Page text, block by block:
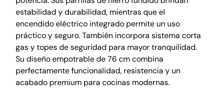
estabilidad y durabilidad, mientras que el
encendido eléctrico integrado permite un uso
práctico y seguro. También incorpora sistema corta
gas y topes de seguridad para mayor tranquilidad.
Su diseño empotrable de 76 cm combina
perfectamente funcionalidad, resistencia y un
acabado premium para cocinas modernas.